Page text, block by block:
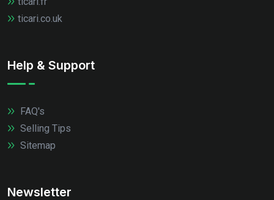
ticari.co.uk
Help & Support
FAQ's
Selling Tips
Sitemap
Newsletter